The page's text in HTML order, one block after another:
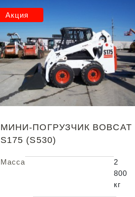
Акция
МИНИ-ПОГРУЗЧИК BOBCAT
S175 (S530)
Масса
2
800
кг